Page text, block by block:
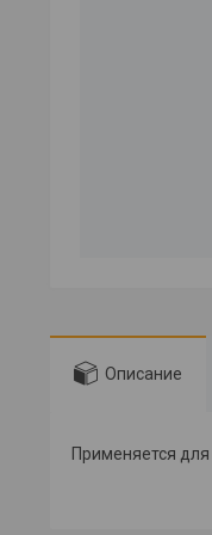
Описание
Применяется для